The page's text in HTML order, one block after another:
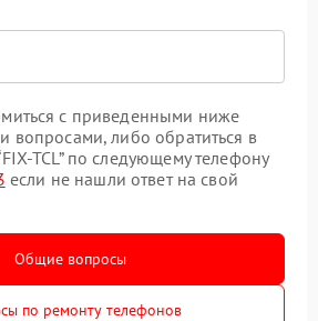
с приведенными ниже
вопросами, либо обратиться в
TCL” по следующему телефону
если не нашли ответ на свой
Общие вопросы
по ремонту телефонов